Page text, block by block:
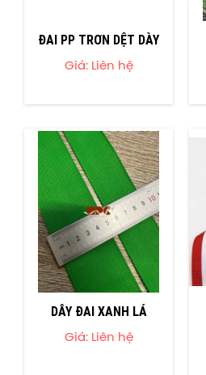
ĐAI PP TRƠN DỆT DÀY
Giá: Liên hệ
DÂY ĐAI XANH LÁ
Giá: Liên hệ